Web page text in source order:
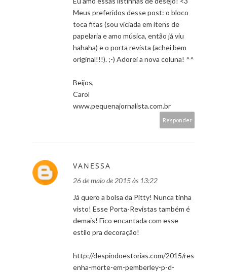
Meus preferidos desse post: o bloco
toca fitas (sou viciada em itens de
papelaria e amo música, então já viu
hahaha) e o porta revista (achei bem
original!!!). ;-) Adorei a nova coluna! ^^
Beijos,
Carol
www.pequenajornalista.com.br
Responder
VANESSA
26 de maio de 2015 às 13:22
Já quero a bolsa da Pitty! Nunca tinha
visto! Esse Porta-Revistas também é
demais! Fico encantada com esse
estilo pra decoração!
http://despindoestorias.com/2015/res
enha-morte-em-pemberley-p-d-